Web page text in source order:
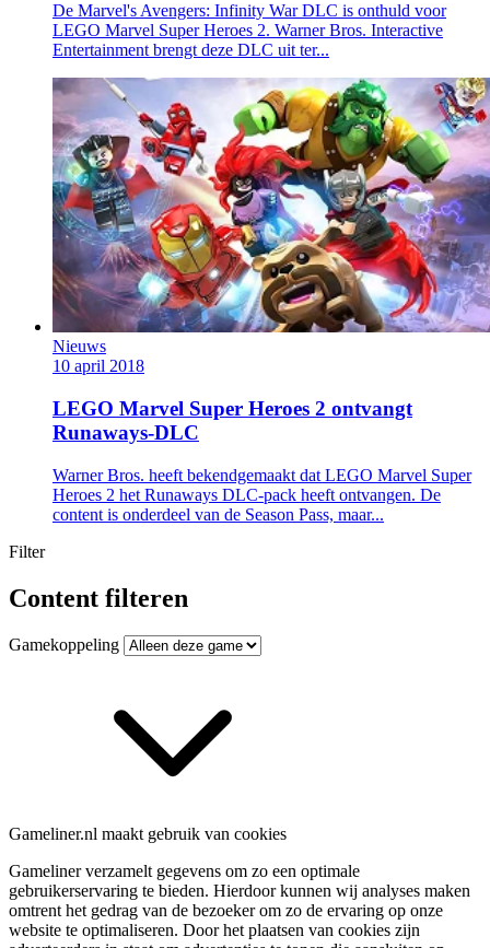
De Marvel's Avengers: Infinity War DLC is onthuld voor
LEGO Marvel Super Heroes 2. Warner Bros. Interactive
Entertainment brengt deze DLC uit ter...
Nieuws
10 april 2018
LEGO Marvel Super Heroes 2 ontvangt
Runaways-DLC
Warner Bros. heeft bekendgemaakt dat LEGO Marvel Super
Heroes 2 het Runaways DLC-pack heeft ontvangen. De
content is onderdeel van de Season Pass, maar...
Filter
Content filteren
Gamekoppeling
Gameliner.nl maakt gebruik van cookies
Gameliner verzamelt gegevens om zo een optimale
gebruikerservaring te bieden. Hierdoor kunnen wij analyses maken
omtrent het gedrag van de bezoeker om zo de ervaring op onze
website te optimaliseren. Door het plaatsen van cookies zijn